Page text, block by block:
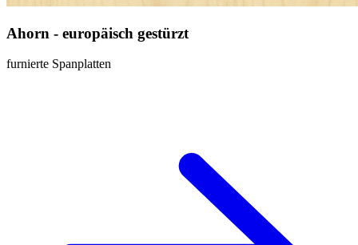
Ahorn - europäisch gestürzt
furnierte Spanplatten